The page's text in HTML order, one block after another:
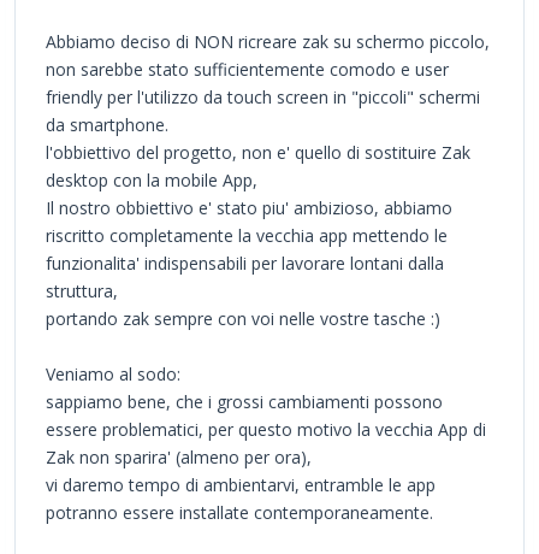
Abbiamo deciso di NON ricreare zak su schermo piccolo,
non sarebbe stato sufficientemente comodo e user
friendly per l'utilizzo da touch screen in "piccoli" schermi
da smartphone.
l'obbiettivo del progetto, non e' quello di sostituire Zak
desktop con la mobile App,
Il nostro obbiettivo e' stato piu' ambizioso, abbiamo
riscritto completamente la vecchia app mettendo le
funzionalita' indispensabili per lavorare lontani dalla
struttura,
portando zak sempre con voi nelle vostre tasche :)
Veniamo al sodo:
sappiamo bene, che i grossi cambiamenti possono
essere problematici, per questo motivo la vecchia App di
Zak non sparira' (almeno per ora),
vi daremo tempo di ambientarvi, entramble le app
potranno essere installate contemporaneamente.